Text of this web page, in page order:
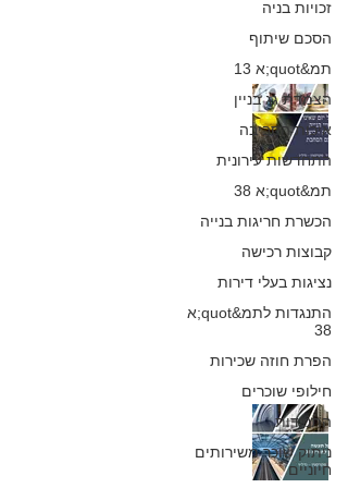
זכויות בניה
הסכם שיתוף
תמ&quot;א 13
הצמדת גג בניין
איכות הסביבה
התחדשות עירונית
תמ&quot;א 38
הכשרת חריגות בנייה
קבוצות רכישה
נציגות בעלי דירות
התנגדות לתמ&quot;א
38
הפרת חוזה שכירות
חילופי שוכרים
התנגדות
ניתוק שוכר משירותים
חיוניים
הבדק - כיצד
להתמודד עם
28 באוק׳ 2024
בהתנגדות